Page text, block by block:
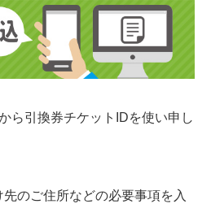
ら引換券チケットIDを使い申し
のご住所などの必要事項を入